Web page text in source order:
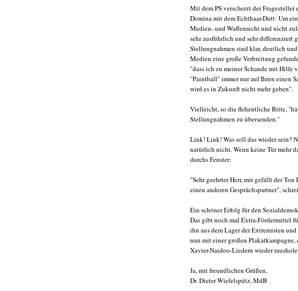
Mit dem PS verscherzt der
Domina mit dem Echthaar-Dutt: Um
Medien- und Waffenrecht und nicht
sehr ausführlich und sehr differenziert
Stellungnahmen sind klar, deutlich
Medien eine große Verbreitung
"dass ich zu meiner Schande mit
"Paintball" immer nur auf Ihren einen
wird es in Zukunft nicht mehr geben".
Vielleicht, so die flehentliche Bitte,
Stellungnahmen zu übersenden."
Link! Link! Was soll das wieder sein?
natürlich nicht. Wenn keine Tür mehr
durchs Fenster:
"Sehr geehrter Herr, mir gefällt der
einen anderen Gesprächspartner",
Ein schöner Erfolg für den
Das gibt noch mal Extra-Fördermittel
ihn aus dem Lager der Extremisten
nun mit einer großen
Xavier-Naidoo-Liedern wieder
Ja, mit freundlichen Grüßen,
Dr. Dieter Wiefelspütz, MdB